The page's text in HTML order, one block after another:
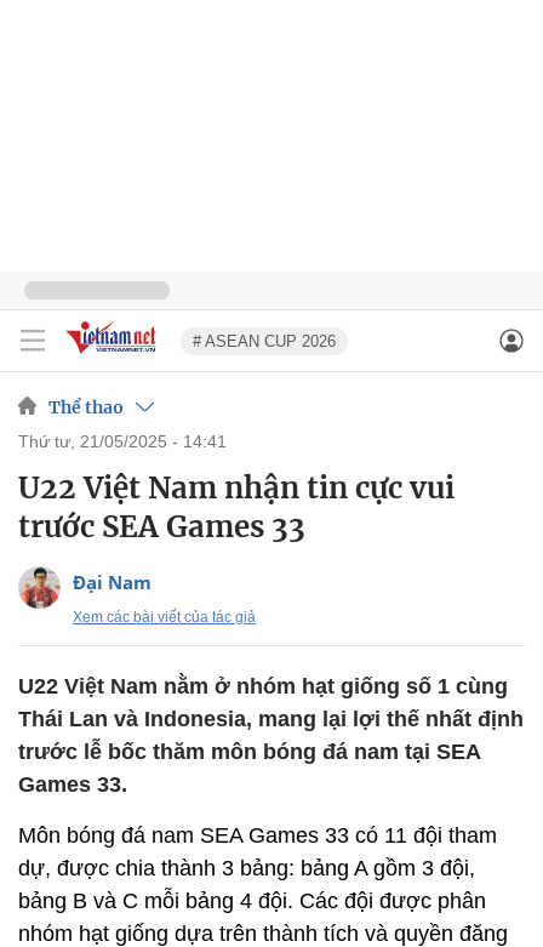
# ASEAN CUP 2026
Thể thao
thứ tư, 21/05/2025 - 14:41
U22 Việt Nam nhận tin cực vui
trước SEA Games 33
Đại Nam
Xem các bài viết của tác giả
U22 Việt Nam nằm ở nhóm hạt giống số 1 cùng
Thái Lan và Indonesia, mang lại lợi thế nhất định
trước lễ bốc thăm môn bóng đá nam tại SEA
Games 33.
Môn bóng đá nam SEA Games 33 có 11 đội tham
dự, được chia thành 3 bảng: bảng A gồm 3 đội,
bảng B và C mỗi bảng 4 đội. Các đội được phân
nhóm hạt giống dựa trên thành tích và quyền đăng